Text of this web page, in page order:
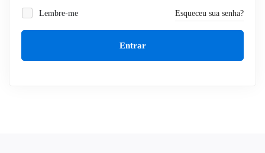
Lembre-me Esqueceu sua senha?
Entrar